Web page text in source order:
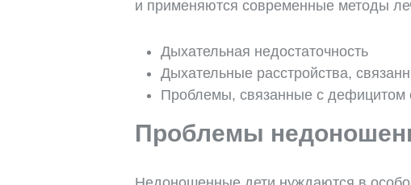
и применяются современные методы
Дыхательная недостаточность
Дыхательные расстройства,
Проблемы, связанные с дефицитом
Проблемы